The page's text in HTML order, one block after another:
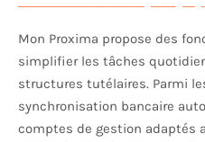
Mon Proxima propose des
simplifier les tâches
structures tutélaires. Parmi
synchronisation bancaire
comptes de gestion adaptés